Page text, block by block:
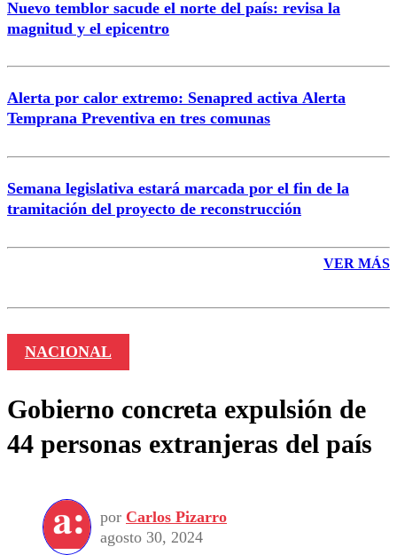
Nuevo temblor sacude el norte del país: revisa la
magnitud y el epicentro
Alerta por calor extremo: Senapred activa Alerta
Temprana Preventiva en tres comunas
Semana legislativa estará marcada por el fin de la
tramitación del proyecto de reconstrucción
VER MÁS
NACIONAL
Gobierno concreta expulsión de
44 personas extranjeras del país
por Carlos Pizarro
agosto 30, 2024